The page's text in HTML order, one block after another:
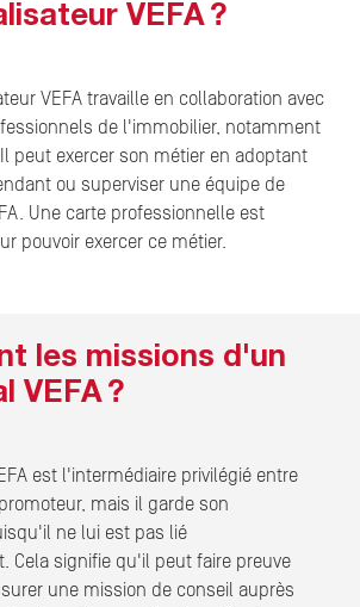
VEFA ?
VEFA travaille en collaboration avec
de l'immobilier, notamment
peut exercer son métier en adoptant
ou superviser une équipe de
Une carte professionnelle est
pouvoir exercer ce métier.
les missions d'un
VEFA ?
est l'intermédiaire privilégié entre
mais il garde son
ne lui est pas lié
Cela signifie qu'il peut faire preuve
une mission de conseil auprès